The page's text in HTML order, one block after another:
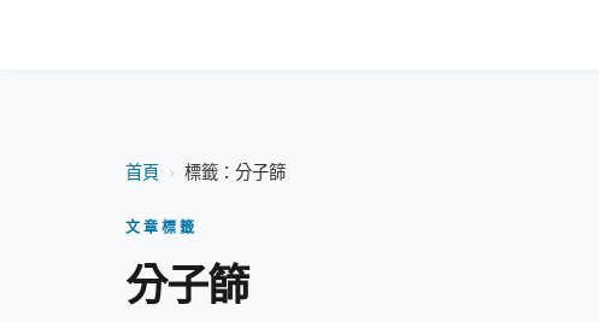
首頁 › 標籤：分子篩
文章標籤
分子篩